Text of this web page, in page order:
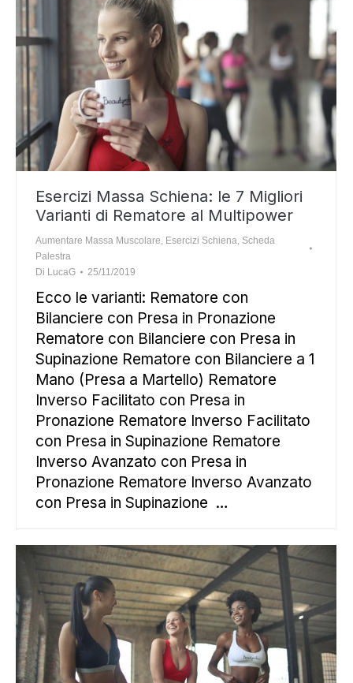
Esercizi Massa Schiena: le 7 Migliori
Varianti di Rematore al Multipower
Aumentare Massa Muscolare, Esercizi Schiena, Scheda
Palestra
Di LucaG 25/11/2019
Ecco le varianti: Rematore con
Bilanciere con Presa in Pronazione
Rematore con Bilanciere con Presa in
Supinazione Rematore con Bilanciere a 1
Mano (Presa a Martello) Rematore
Inverso Facilitato con Presa in
Pronazione Rematore Inverso Facilitato
con Presa in Supinazione Rematore
Inverso Avanzato con Presa in
Pronazione Rematore Inverso Avanzato
con Presa in Supinazione …